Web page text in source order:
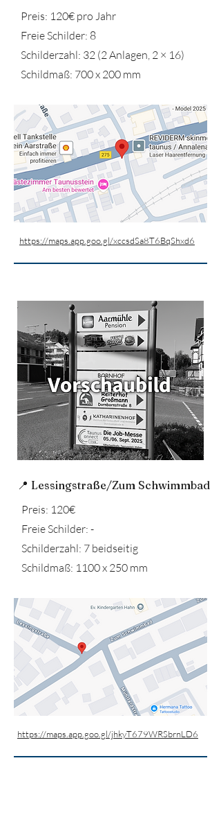
Preis: 120€ pro Jahr
Freie Schilder: 8
Schilderzahl: 32 (2 Anlagen, 2 × 16)
Schildmaß: 700 x 200 mm
https://maps.app.goo.gl/xccsdSa8T6BqShxd6
📍 Lessingstraße/Zum Schwimmbad
Preis: 120€
Freie Schilder: -
Schilderzahl: 7 beidseitig
Schildmaß: 1100 x 250 mm
https://maps.app.goo.gl/jhkyT679WRSbrnLD6